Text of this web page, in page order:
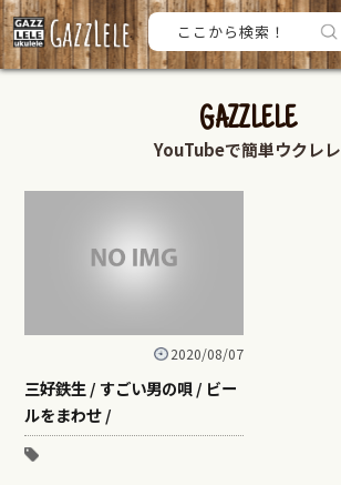
GAZZLELE
YouTubeで簡単ウクレレ
2020/08/07
三好鉄生 / すごい男の唄 / ビー
ルをまわせ /